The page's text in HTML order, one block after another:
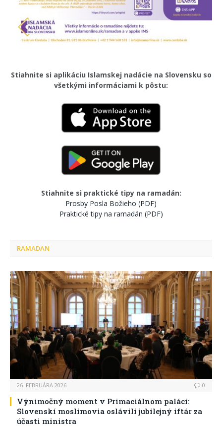
Stiahnite si aplikáciu Islamskej nadácie na Slovensku so
všetkými informáciami k pôstu:
Stiahnite si praktické tipy na ramadán:
Prosby Posla Božieho (PDF)
Praktické tipy na ramadán (PDF)
RAMADAN
26. FEBRUÁRA 2026 0
Výnimočný moment v Primaciálnom paláci:
Slovenskí moslimovia oslávili jubilejný iftár za
účasti ministra